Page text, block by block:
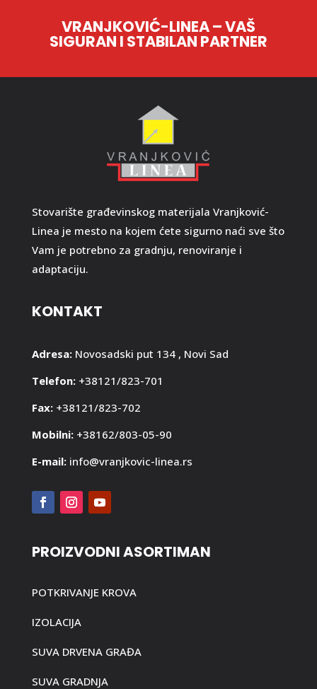
VRANJKOVIĆ-LINEA – VAŠ
SIGURAN I STABILAN PARTNER
Stovarište građevinskog materijala Vranjković-
Linea je mesto na kojem ćete sigurno naći sve što
Vam je potrebno za gradnju, renoviranje i
adaptaciju.
KONTAKT
Adresa: Novosadski put 134 , Novi Sad
Telefon: +38121/823-701
Fax: +38121/823-702
Mobilni: +38162/803-05-90
E-mail: info@vranjkovic-linea.rs
PROIZVODNI ASORTIMAN
POTKRIVANJE KROVA
IZOLACIJA
SUVA DRVENA GRAĐA
SUVA GRADNJA